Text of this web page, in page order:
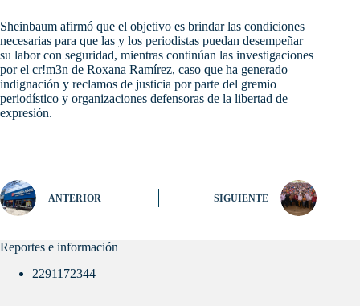
Sheinbaum afirmó que el objetivo es brindar las condiciones
necesarias para que las y los periodistas puedan desempeñar
su labor con seguridad, mientras continúan las investigaciones
por el cr!m3n de Roxana Ramírez, caso que ha generado
indignación y reclamos de justicia por parte del gremio
periodístico y organizaciones defensoras de la libertad de
expresión.
ANTERIOR SIGUIENTE
Reportes e información
2291172344